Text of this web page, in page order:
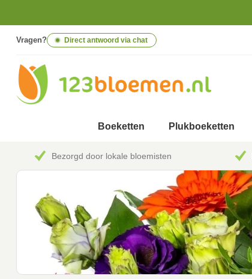
Vragen? Direct antwoord via chat
Boeketten Plukboeketten
Bezorgd door lokale bloemisten